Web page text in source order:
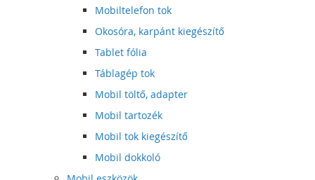
Mobiltelefon tok
Okosóra, karpánt kiegészítő
Tablet fólia
Táblagép tok
Mobil töltő, adapter
Mobil tartozék
Mobil tok kiegészítő
Mobil dokkoló